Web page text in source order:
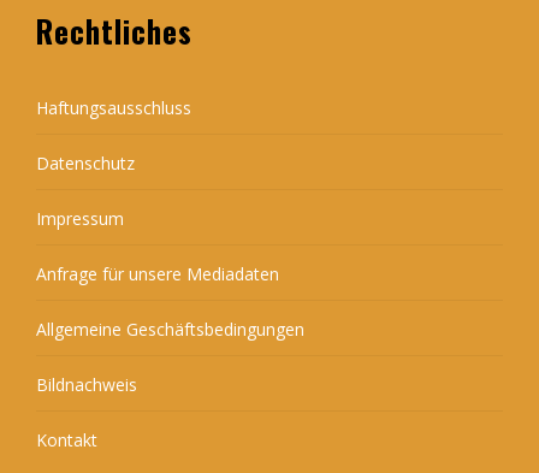
Rechtliches
Haftungsausschluss
Datenschutz
Impressum
Anfrage für unsere Mediadaten
Allgemeine Geschäftsbedingungen
Bildnachweis
Kontakt